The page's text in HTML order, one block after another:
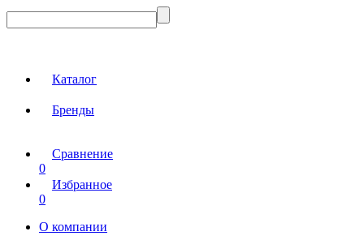
Каталог
Бренды
Сравнение
0
Избранное
0
О компании